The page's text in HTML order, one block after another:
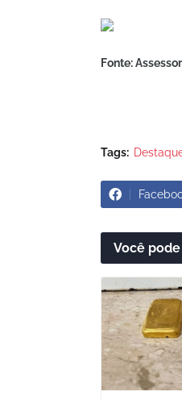
Fonte:
Tags:
Você